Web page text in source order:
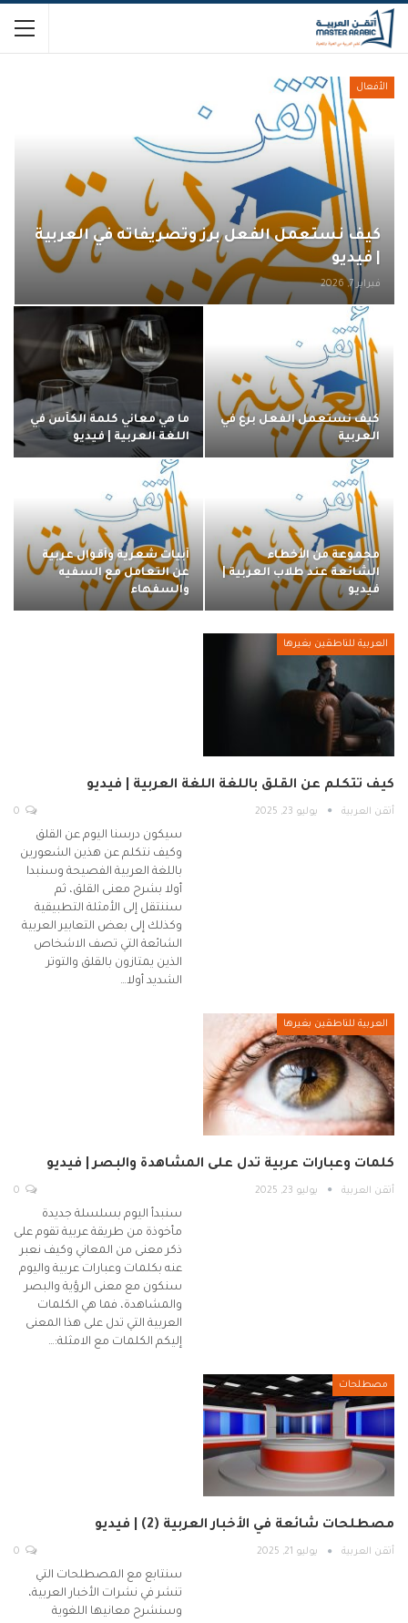
الأفعال
كيف نستعمل الفعل برز وتصريفاته في العربية
| فيديو
فبراير 7, 2026
كيف نستعمل الفعل برع في
العربية
ما هي معاني كلمة الكأس في
اللغة العربية | فيديو
مجموعة من الأخطاء
الشائعة عند طلاب العربية |
فيديو
أبيات شعرية وأقوال عربية
عن التعامل مع السفيه
والسفهاء
العربية للناطقين بغيرها
كيف تتكلم عن القلق باللغة اللغة العربية | فيديو
أتقن العربية يوليو 23, 2025
سيكون درسنا اليوم عن القلق
وكيف نتكلم عن هذين الشعورين
باللغة العربية الفصيحة وسنبدا
أولا بشرح معنى القلق، ثم
سننتقل إلى الأمثلة التطبيقية
وكذلك إلى بعض التعابير العربية
الشائعة التي تصف الاشخاص
الذين يمتازون بالقلق والتوتر
الشديد أولا…
العربية للناطقين بغيرها
كلمات وعبارات عربية تدل على المشاهدة والبصر | فيديو
أتقن العربية يوليو 23, 2025
سنبدأ اليوم بسلسلة جديدة
مأخوذة من طريقة عربية تقوم على
ذكر معنى من المعاني وكيف نعبر
عنه بكلمات وعبارات عربية واليوم
سنكون مع معنى الرؤية والبصر
والمشاهدة، فما هي الكلمات
العربية التي تدل على هذا المعنى
إليكم الكلمات مع الامثلة:…
مصطلحات
مصطلحات شائعة في الأخبار العربية (2) | فيديو
أتقن العربية يوليو 21, 2025
سنتابع مع المصطلحات التي
تنشر في نشرات الأخبار العربية،
وسنشرح معانيها اللغوية